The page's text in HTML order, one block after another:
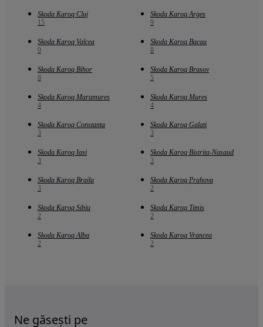
Skoda Karoq Cluj
15
Skoda Karoq Arges
9
Skoda Karoq Valcea
9
Skoda Karoq Bacau
8
Skoda Karoq Bihor
8
Skoda Karoq Brasov
5
Skoda Karoq Maramures
4
Skoda Karoq Mures
4
Skoda Karoq Constanta
3
Skoda Karoq Galati
3
Skoda Karoq Iasi
3
Skoda Karoq Bistrita-Nasaud
3
Skoda Karoq Braila
3
Skoda Karoq Prahova
2
Skoda Karoq Sibiu
2
Skoda Karoq Timis
2
Skoda Karoq Alba
2
Skoda Karoq Vrancea
2
Ne găsești pe